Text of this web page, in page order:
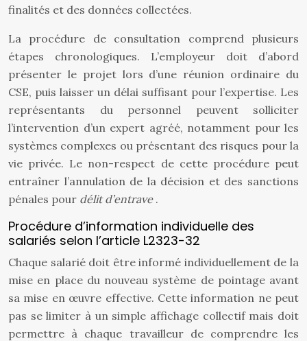
finalités et des données collectées.
La procédure de consultation comprend plusieurs
étapes chronologiques. L’employeur doit d’abord
présenter le projet lors d’une réunion ordinaire du
CSE, puis laisser un délai suffisant pour l’expertise. Les
représentants du personnel peuvent solliciter
l’intervention d’un expert agréé, notamment pour les
systèmes complexes ou présentant des risques pour la
vie privée. Le non-respect de cette procédure peut
entraîner l’annulation de la décision et des sanctions
pénales pour délit d’entrave .
Procédure d’information individuelle des
salariés selon l’article L2323-32
Chaque salarié doit être informé individuellement de la
mise en place du nouveau système de pointage avant
sa mise en œuvre effective. Cette information ne peut
pas se limiter à un simple affichage collectif mais doit
permettre à chaque travailleur de comprendre les